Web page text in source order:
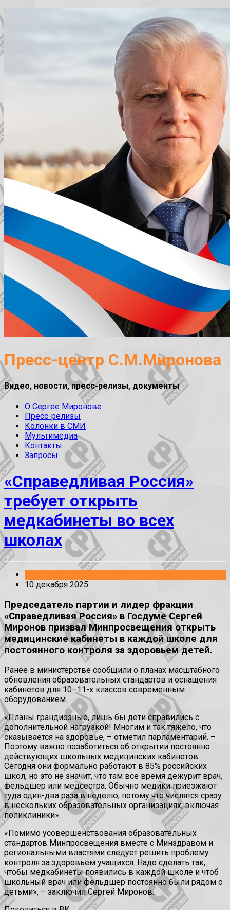
Пресс-центр С.М.Миронова
Видео, новости, пресс-релизы, документы
О Сергее Миронове
Пресс-релизы
Колонки в СМИ
Мультимедиа
Контакты
Запросы
«Справедливая Россия»
требует открыть
медкабинеты во всех
школах
10 декабря 2025
Председатель партии и лидер фракции
«Справедливая Россия» в Госдуме Сергей
Миронов призвал Минпросвещения открыть
медицинские кабинеты в каждой школе для
постоянного контроля за здоровьем детей.
Ранее в министерстве сообщили о планах масштабного
обновления образовательных стандартов и оснащения
кабинетов для 10–11-х классов современным
оборудованием.
«Планы грандиозные, лишь бы дети справились с
дополнительной нагрузкой! Многим и так тяжело, что
сказывается на здоровье, – отметил парламентарий. –
Поэтому важно позаботиться об открытии постоянно
действующих школьных медицинских кабинетов.
Сегодня они формально работают в 85% российских
школ, но это не значит, что там все время дежурит врач,
фельдшер или медсестра. Обычно медики приезжают
туда один-два раза в неделю, потому что числятся сразу
в нескольких образовательных организациях, включая
поликлиники».
«Помимо усовершенствования образовательных
стандартов Минпросвещения вместе с Минздравом и
региональными властями следует решить проблему
контроля за здоровьем учащихся. Надо сделать так,
чтобы медкабинеты появились в каждой школе и чтоб
школьный врач или фельдшер постоянно были рядом с
детьми», – заключил Сергей Миронов.